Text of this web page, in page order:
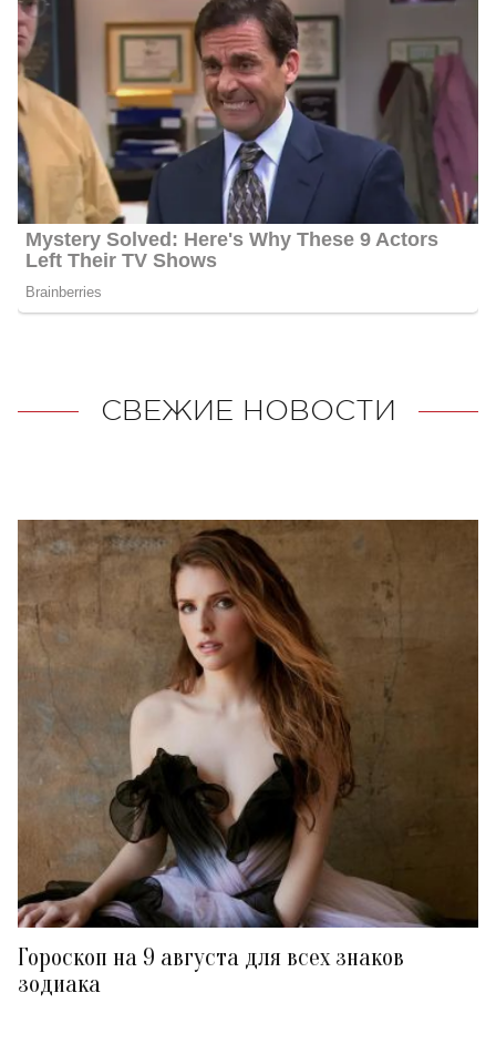
СВЕЖИЕ НОВОСТИ
Гороскоп на 9 августа для всех знаков
зодиака